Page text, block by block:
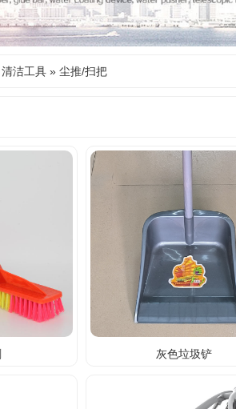
清洁工具» 尘推/扫把
灰色垃圾铲